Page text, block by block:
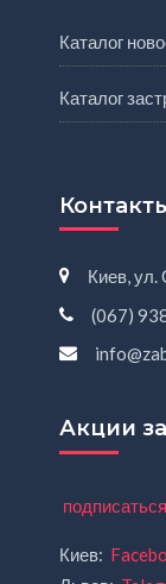
Каталог
Каталог
Киев,
(067)
Акции
Киев: